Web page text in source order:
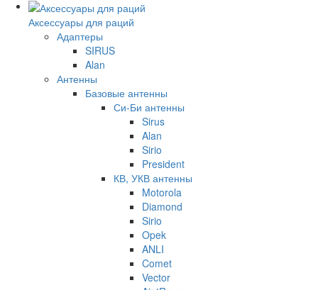
Аксессуары для раций
Адаптеры
SIRUS
Alan
Антенны
Базовые антенны
Си-Би антенны
Sirus
Alan
Sirio
President
КВ, УКВ антенны
Motorola
Diamond
Sirio
Opek
ANLI
Comet
Vector